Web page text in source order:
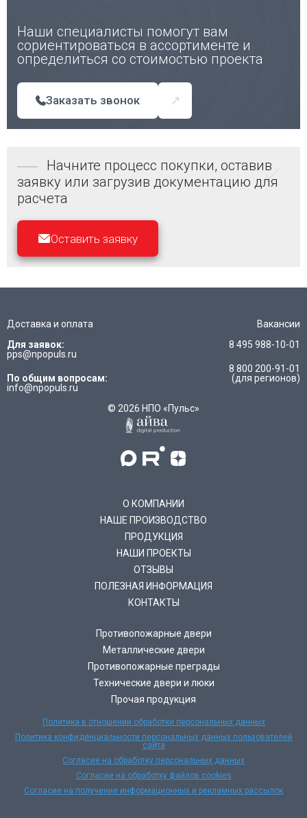
Наши специалисты помогут вам
сориентироваться в ассортименте и
определиться со стоимостью проекта
Заказать звонок
Начните процесс покупки, оставив
заявку или загрузив документацию для
расчета
Оставить заявку
Доставка и оплата
Вакансии
Для заявок:
pps@npopuls.ru
По общим вопросам:
info@npopuls.ru
8 495 988-10-01
8 800 200-91-01
(для регионов)
© 2026 НПО «Пульс»
О КОМПАНИИ
НАШЕ ПРОИЗВОДСТВО
ПРОДУКЦИЯ
НАШИ ПРОЕКТЫ
ОТЗЫВЫ
ПОЛЕЗНАЯ ИНФОРМАЦИЯ
КОНТАКТЫ
Противопожарные двери
Металлические двери
Противопожарные преграды
Технические двери и люки
Прочая продукция
Политика в отношении обработки персональных данных
Политика конфиденциальности персональных данных пользователей
сайта
Согласие на обработку персональных данных
Согласие на обработку файлов cookies
Согласие на получение информационных и рекламных рассылок